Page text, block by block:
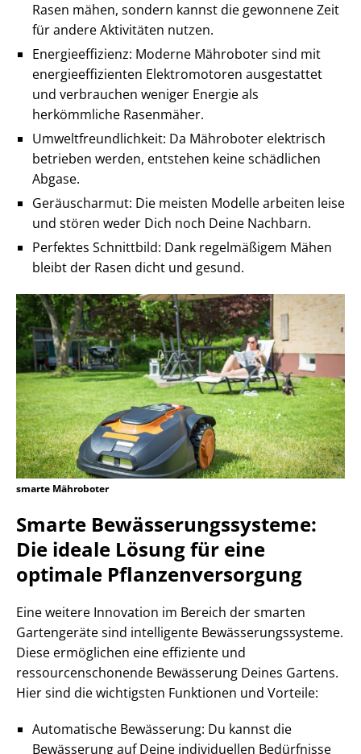
Rasen mähen, sondern kannst die gewonnene Zeit
für andere Aktivitäten nutzen.
Energieeffizienz: Moderne Mähroboter sind mit
energieeffizienten Elektromotoren ausgestattet
und verbrauchen weniger Energie als
herkömmliche Rasenmäher.
Umweltfreundlichkeit: Da Mähroboter elektrisch
betrieben werden, entstehen keine schädlichen
Abgase.
Geräuscharmut: Die meisten Modelle arbeiten leise
und stören weder Dich noch Deine Nachbarn.
Perfektes Schnittbild: Dank regelmäßigem Mähen
bleibt der Rasen dicht und gesund.
smarte Mähroboter
Smarte Bewässerungssysteme:
Die ideale Lösung für eine
optimale Pflanzenversorgung
Eine weitere Innovation im Bereich der smarten
Gartengeräte sind intelligente Bewässerungssysteme.
Diese ermöglichen eine effiziente und
ressourcenschonende Bewässerung Deines Gartens.
Hier sind die wichtigsten Funktionen und Vorteile:
Automatische Bewässerung: Du kannst die
Bewässerung auf Deine individuellen Bedürfnisse